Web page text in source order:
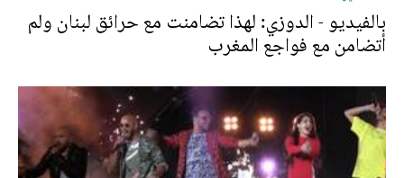
بالفيديو - الدوزي: لهذا تضامنت مع حرائق لبنان ولم
أتضامن مع فواجع المغرب